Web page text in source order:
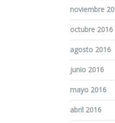
noviembre
octubre 2016
agosto 2016
junio 2016
mayo 2016
abril 2016